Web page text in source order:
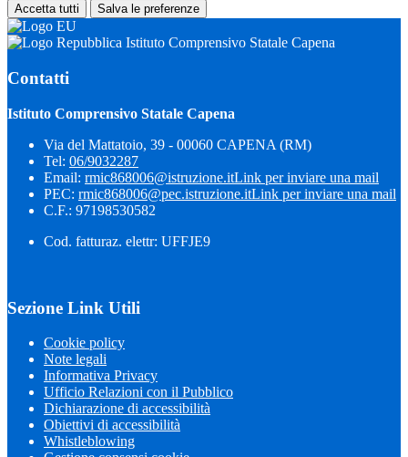
Accetta tutti Salva le preferenze
Istituto Comprensivo Statale Capena
Contatti
Istituto Comprensivo Statale Capena
Via del Mattatoio, 39 - 00060 CAPENA (RM)
Tel: 06/9032287
Email: rmic868006@istruzione.itLink per inviare una mail
PEC: rmic868006@pec.istruzione.itLink per inviare una mail
C.F.: 97198530582
Cod. fatturaz. elettr: UFFJE9
Sezione Link Utili
Cookie policy
Note legali
Informativa Privacy
Ufficio Relazioni con il Pubblico
Dichiarazione di accessibilità
Obiettivi di accessibilità
Whistleblowing